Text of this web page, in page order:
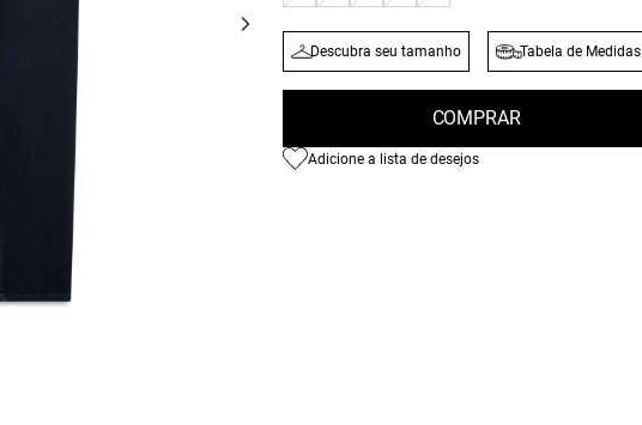
Descubra seu tamanho Tabela de Medidas
COMPRAR
Adicione a lista de desejos